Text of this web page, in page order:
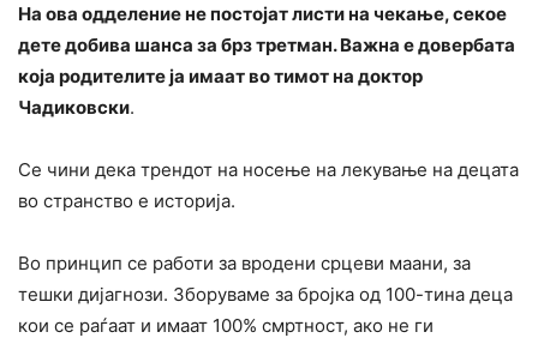
На ова одделение не постојат листи на чекање, секое
дете добива шанса за брз третман. Важна е довербата
која родителите ја имаат во тимот на доктор
Чадиковски.
Се чини дека трендот на носење на лекување на децата
во странство е историја.
Во принцип се работи за вродени срцеви маани, за
тешки дијагнози. Зборуваме за бројка од 100-тина деца
кои се раѓаат и имаат 100% смртност, ако не ги